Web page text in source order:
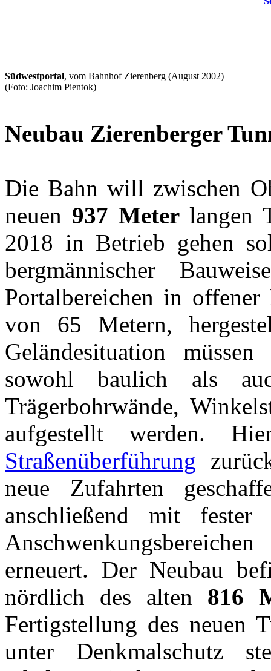
Südwestportal, vom Bahnhof Zierenberg (August 2002)
(Foto: Joachim Pientok)
Neubau Zierenberger
Die Bahn will zwischen
neuen 937 Meterlangen
2018 in Betrieb gehen
bergmännischer
Portalbereichen in
von 65 Metern,
Geländesituation
sowohl baulich als
Trägerbohrwände,
aufgestellt werden.
Straßenüberführung
neue Zufahrten
anschließend mit fester
erneuert. Der Neubau
nördlich des alten 816
Fertigstellung des neuen
unter Denkmalschutz